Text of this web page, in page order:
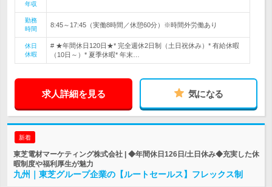
年収
勤務
時間
8:45～17:45（実働8時間／休憩60分）※時間外労働あり
休日
休暇
# ★年間休日120日★* 完全週休2日制（土日祝休み）* 有給休暇
（10日～）* 夏季休暇* 年末…
求人詳細を見る 気になる
新着
東芝電材マーケティング株式会社 | ◆年間休日126日/土日休み◆充実した休
暇制度や福利厚生が魅力
九州｜東芝グループ企業の【ルートセールス】フレックス制